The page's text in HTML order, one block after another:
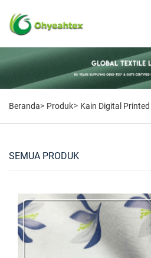
Beranda> Produk> Kain Digital Printed
SEMUA PRODUK